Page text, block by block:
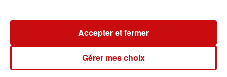
concurrentes comme Normal ou Wibra, ainsi que des
géants du textile à bas prix tels que Shein ou Temu,
confirme cette tendance.
Toutefois, comme d’autres enseignes de discount,
Action fait l’objet de critiques sur son impact
Gérer mes choix
Accepter et fermer